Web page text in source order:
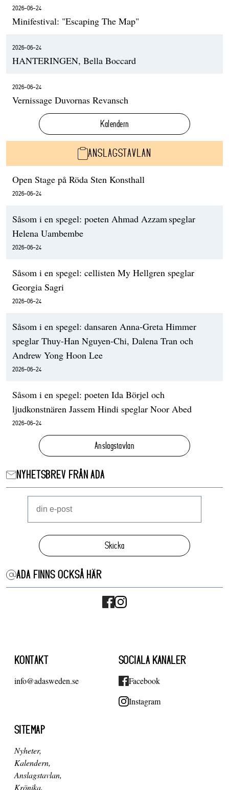
2026-06-24
Minifestival: "Escaping The Map"
2026-06-24
HANTERINGEN, Bella Boccard
2026-06-24
Vernissage Duvornas Revansch
Kalendern
ANSLAGSTAVLAN
Open Stage på Röda Sten Konsthall
2026-06-24
Såsom i en spegel: poeten Ahmad Azzam speglar
Helena Uambembe
2026-06-24
Såsom i en spegel: cellisten My Hellgren speglar
Georgia Sagri
2026-06-24
Såsom i en spegel: dansaren Anna-Greta Himmer
speglar Thuy-Han Nguyen-Chi, Dalena Tran och
Andrew Yong Hoon Lee
2026-06-24
Såsom i en spegel: poeten Ida Börjel och
ljudkonstnären Jassem Hindi speglar Noor Abed
2026-06-24
Anslagstavlan
NYHETSBREV FRÅN ADA
Skicka
ADA FINNS OCKSÅ HÄR
KONTAKT
info@adasweden.se
SOCIALA KANALER
Facebook
Instagram
SITEMAP
Nyheter
Kalendern
Anslagstavlan
Krönika